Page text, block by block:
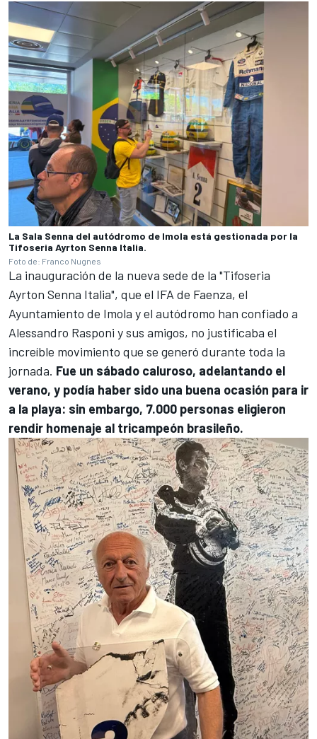
La Sala Senna del autódromo de Imola está gestionada por la
Tifoseria Ayrton Senna Italia.
Foto de: Franco Nugnes
La inauguración de la nueva sede de la "Tifoseria
Ayrton Senna Italia", que el IFA de Faenza, el
Ayuntamiento de Imola y el autódromo han confiado a
Alessandro Rasponi y sus amigos, no justificaba el
increíble movimiento que se generó durante toda la
jornada. Fue un sábado caluroso, adelantando el
verano, y podía haber sido una buena ocasión para ir
a la playa: sin embargo, 7.000 personas eligieron
rendir homenaje al tricampeón brasileño.